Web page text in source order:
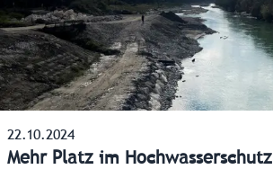
22.10.2024
Mehr Platz im Hochwasserschutz